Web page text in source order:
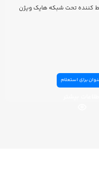
کننده تحت شبکه هایک ویژن
برای استعلام